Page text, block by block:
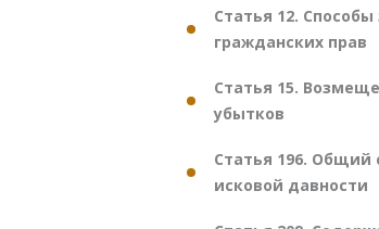
Статья 12.
гражданских прав
Статья 15.
убытков
Статья 196. Общий
исковой давности